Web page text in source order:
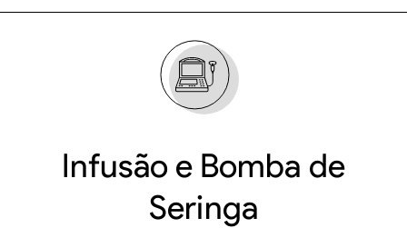
Infusão e Bomba de
Seringa